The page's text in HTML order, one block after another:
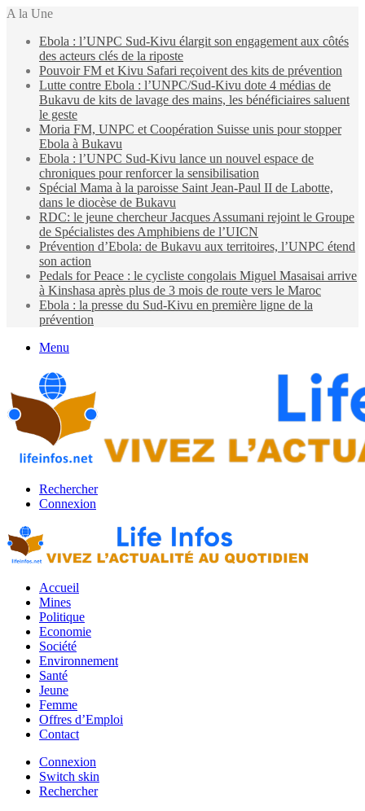
A la Une
Ebola : l’UNPC Sud-Kivu élargit son engagement aux côtés
des acteurs clés de la riposte
Pouvoir FM et Kivu Safari reçoivent des kits de prévention
Lutte contre Ebola : l’UNPC/Sud-Kivu dote 4 médias de
Bukavu de kits de lavage des mains, les bénéficiaires saluent
le geste
Moria FM, UNPC et Coopération Suisse unis pour stopper
Ebola à Bukavu
Ebola : l’UNPC Sud-Kivu lance un nouvel espace de
chroniques pour renforcer la sensibilisation
Spécial Mama à la paroisse Saint Jean-Paul II de Labotte,
dans le diocèse de Bukavu
RDC: le jeune chercheur Jacques Assumani rejoint le Groupe
de Spécialistes des Amphibiens de l’UICN
Prévention d’Ebola: de Bukavu aux territoires, l’UNPC étend
son action
Pedals for Peace : le cycliste congolais Miguel Masaisai arrive
à Kinshasa après plus de 3 mois de route vers le Maroc
Ebola : la presse du Sud-Kivu en première ligne de la
prévention
Menu
Rechercher
Connexion
Accueil
Mines
Politique
Economie
Société
Environnement
Santé
Jeune
Femme
Offres d’Emploi
Contact
Connexion
Switch skin
Rechercher